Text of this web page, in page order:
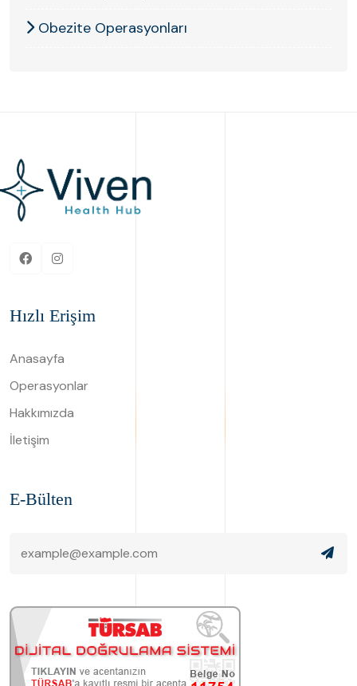
Obezite Operasyonları
Hızlı Erişim
Anasayfa
Operasyonlar
Hakkımızda
İletişim
E-Bülten